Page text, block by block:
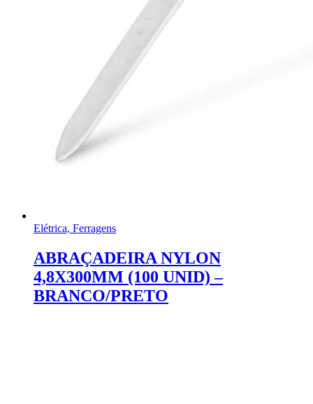
Elétrica, Ferragens
ABRAÇADEIRA NYLON
4,8X300MM (100 UNID) –
BRANCO/PRETO